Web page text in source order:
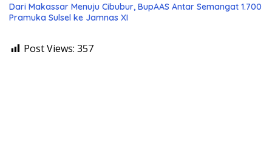
Dari Makassar Menuju Cibubur, BupAAS Antar Semangat 1.700
Pramuka Sulsel ke Jamnas XI
Post Views: 357